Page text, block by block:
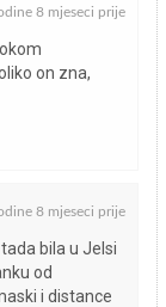
8 mjeseci prije
on zna,
8 mjeseci prije
bila u Jelsi
od
i distance